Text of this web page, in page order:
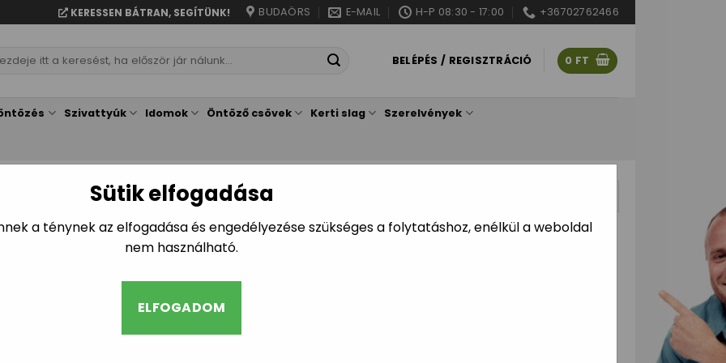
Sütik elfogadása
a ténynek az elfogadása és engedélyezése szükséges a folytatáshoz, enélkül a weboldal
nem használható.
ELFOGADOM
KERESSEN BÁTRAN, SEGÍTÜNK! BUDAÖRS E-MAIL H-P 08:30 - 17:00 +36702762466
BELÉPÉS / REGISZTRÁCIÓ 0 FT
Szivattyúk Idomok Öntöző csövek Kerti slag Szerelvények
IDOMOK /
Mind a(z) 2 találat megjelenítve